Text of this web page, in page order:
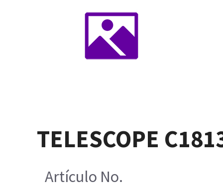
TELESCOPE
Artículo No.